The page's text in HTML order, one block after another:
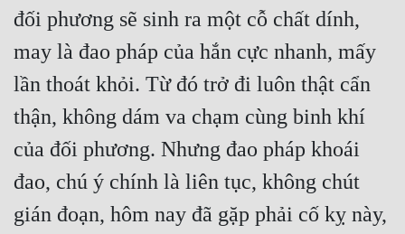
đối phương sẽ sinh ra một cỗ chất dính,
may là đao pháp của hắn cực nhanh, mấy
lần thoát khỏi. Từ đó trở đi luôn thật cẩn
thận, không dám va chạm cùng binh khí
của đối phương. Nhưng đao pháp khoái
đao, chú ý chính là liên tục, không chút
gián đoạn, hôm nay đã gặp phải cố kỵ này,